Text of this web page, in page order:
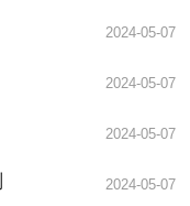
2024-05-07
2024-05-07
2024-05-07
2024-05-07